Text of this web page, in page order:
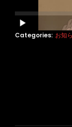
Categories: お知